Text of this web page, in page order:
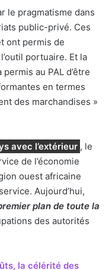
le pragmatisme dans
public-privé. Ces
ont permis de
portuaire. Et la
au PAL d’être
en termes
des marchandises »
avec l’extérieur , le
de l’économie
ouest africaine
Aujourd’hui,
plan de toute la
des autorités
la célérité des